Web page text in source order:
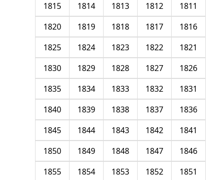
1811
1812
1813
1814
1815
1816
1817
1818
1819
1820
1821
1822
1823
1824
1825
1826
1827
1828
1829
1830
1831
1832
1833
1834
1835
1836
1837
1838
1839
1840
1841
1842
1843
1844
1845
1846
1847
1848
1849
1850
1851
1852
1853
1854
1855